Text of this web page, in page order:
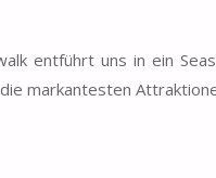
entführt uns in ein
markantesten